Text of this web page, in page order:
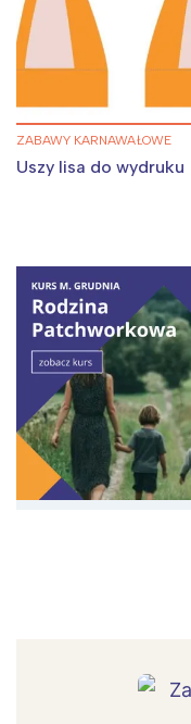
ZABAWY KARNAWAŁOWE
Uszy lisa do wydruku